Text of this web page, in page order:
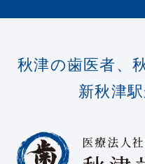
秋津の歯医者、
新秋津